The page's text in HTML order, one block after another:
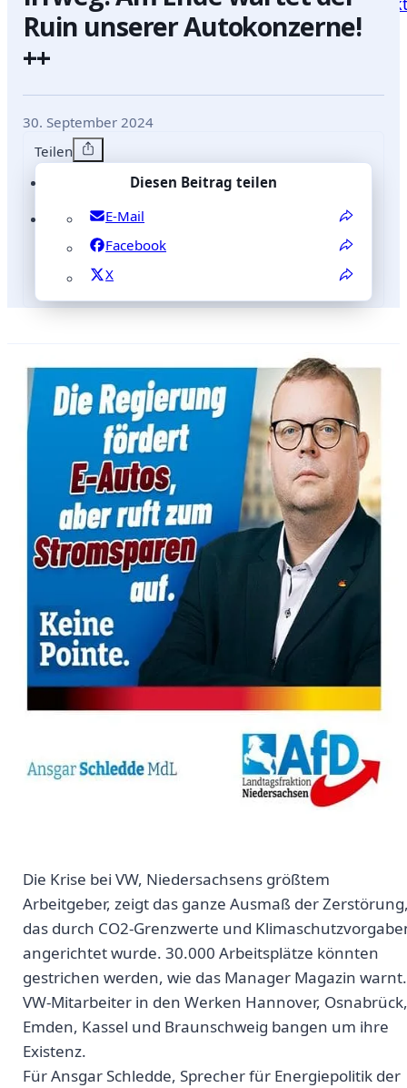
Ruin unserer Autokonzerne!
++
30. September 2024
Teilen
Diesen Beitrag teilen
E-Mail
Facebook
X
Die Krise bei VW, Niedersachsens größtem
Arbeitgeber, zeigt das ganze Ausmaß der
das durch CO2-Grenzwerte und
angerichtet wurde. 30.000 Arbeitsplätze könnten
gestrichen werden, wie das Manager Magazin warnt.
VW-Mitarbeiter in den Werken Hannover, Osnabrück,
Emden, Kassel und Braunschweig bangen um ihre
Existenz.
Für Ansgar Schledde, Sprecher für Energiepolitik der